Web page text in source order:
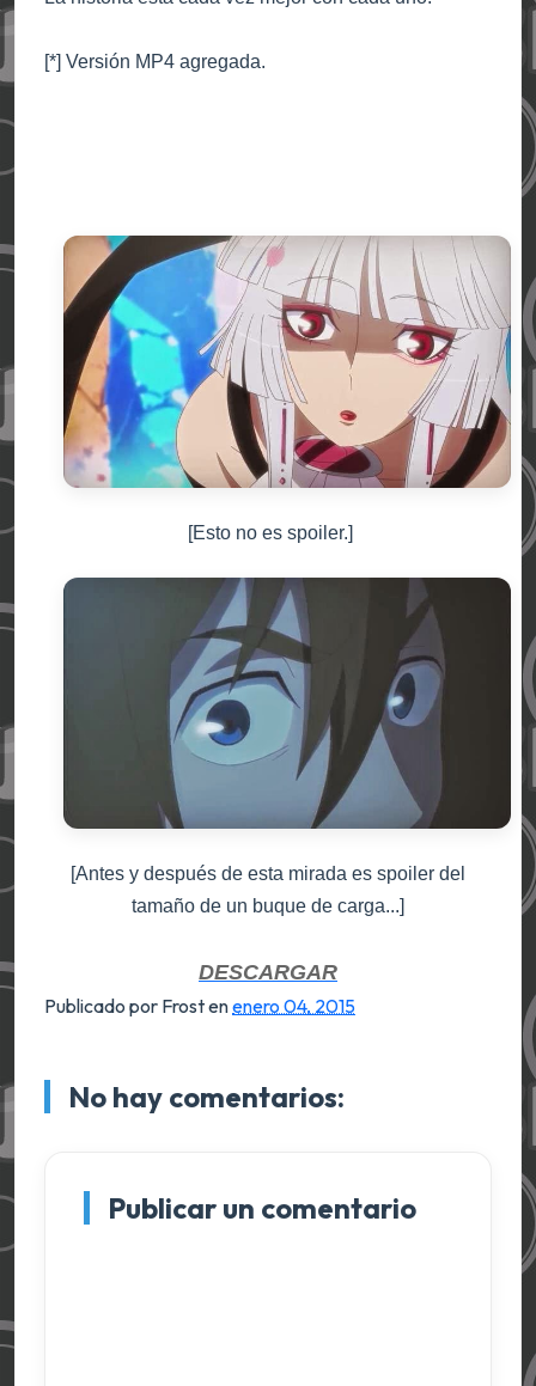
[*] Versión MP4 agregada.
[Esto no es spoiler.]
[Antes y después de esta mirada es spoiler del
tamaño de un buque de carga...]
DESCARGAR
Publicado por Frostenenero 04, 2015
No hay comentarios:
Publicar un comentario